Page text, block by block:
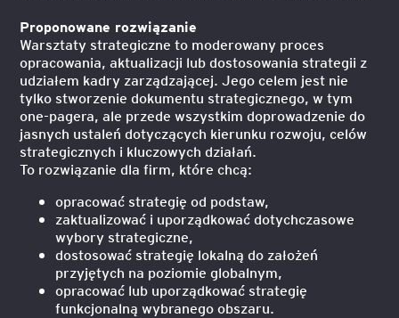
Proponowane rozwiązanie
Warsztaty strategiczne to moderowany proces
opracowania, aktualizacji lub dostosowania strategii z
udziałem kadry zarządzającej. Jego celem jest nie
tylko stworzenie dokumentu strategicznego, w tym
one-pagera, ale przede wszystkim doprowadzenie do
jasnych ustaleń dotyczących kierunku rozwoju, celów
strategicznych i kluczowych działań.
To rozwiązanie dla firm, które chcą:
opracować strategię od podstaw,
zaktualizować i uporządkować dotychczasowe
wybory strategiczne,
dostosować strategię lokalną do założeń
przyjętych na poziomie globalnym,
opracować lub uporządkować strategię
funkcjonalną wybranego obszaru.